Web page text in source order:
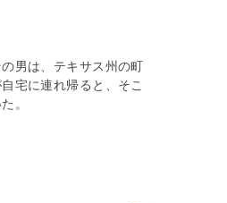
男は、テキサス州の町
宅に連れ帰ると、そこ
。